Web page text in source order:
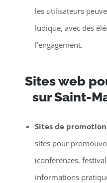
les utilisateurs
ludique, avec des
l’engagement.
Sites web
sur Saint-
Sites de
sites pour
(conférences,
informations